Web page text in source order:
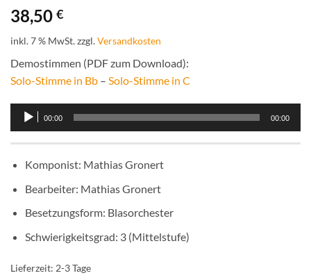
38,50 €
inkl. 7 % MwSt.zzgl.Versandkosten
Demostimmen (PDF zum Download):
Solo-Stimme in Bb – Solo-Stimme in C
Audio-
Player
00:00 00:00
Komponist: Mathias Gronert
Bearbeiter: Mathias Gronert
Besetzungsform: Blasorchester
Schwierigkeitsgrad: 3 (Mittelstufe)
Lieferzeit: 2-3 Tage